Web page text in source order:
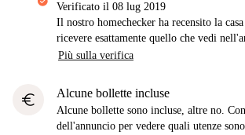
Verificato il 08 lug 2019
Il nostro homechecker ha recensito la
ricevere esattamente quello che vedi
Più sulla verifica
euro Alcune bollette incluse
Alcune bollette sono incluse, altre no.
dell'annuncio per vedere quali utenze